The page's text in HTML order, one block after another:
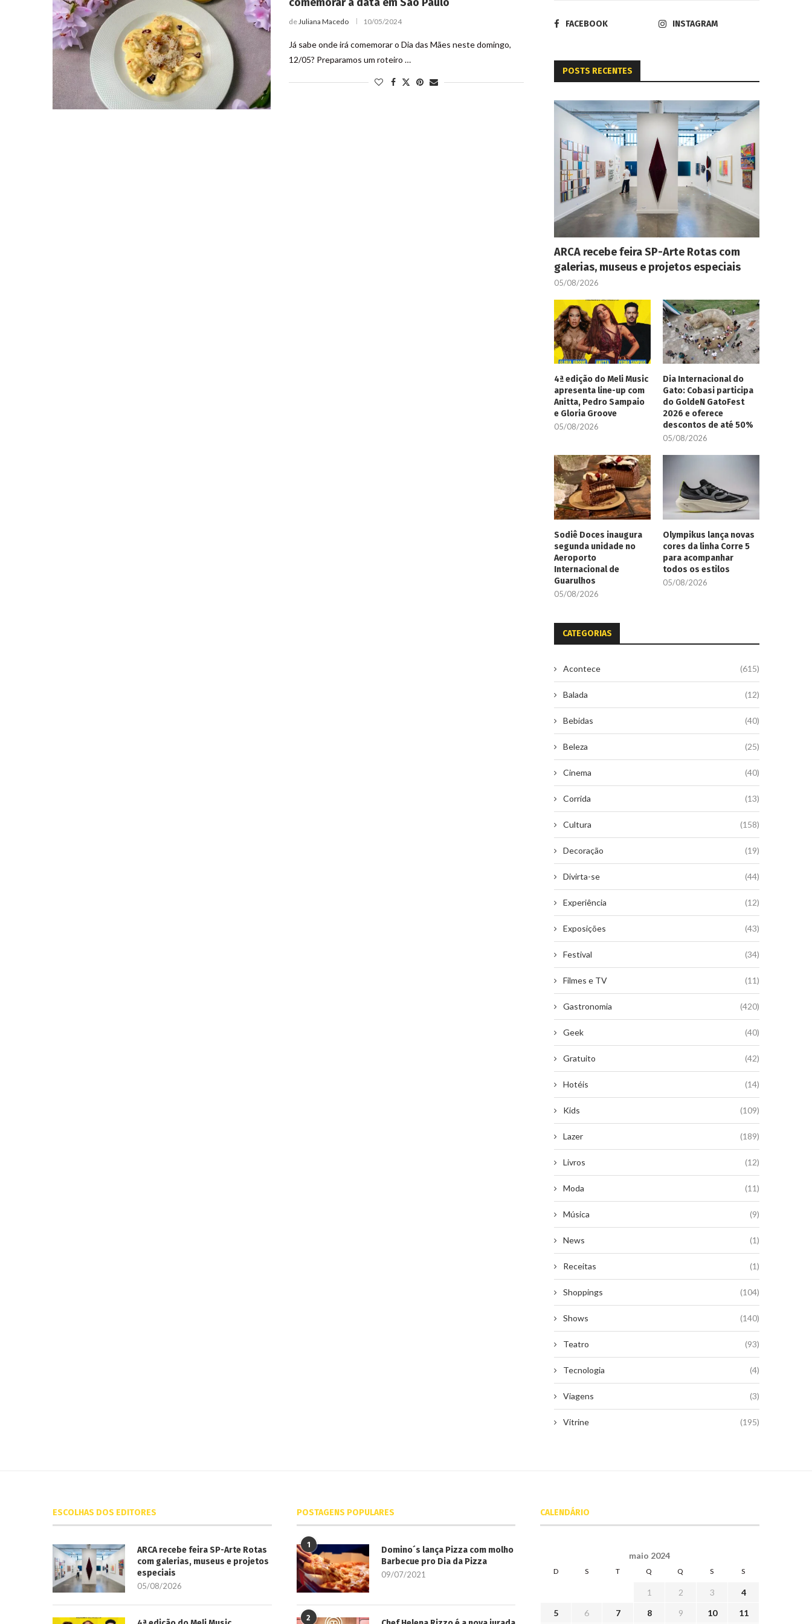
deJuliana Macedo 10/05/2024
Já sabe onde irá comemorar o Dia das Mães neste domingo,
12/05? Preparamos um roteiro …
FACEBOOK INSTAGRAM
POSTS RECENTES
ARCA recebe feira SP-Arte Rotas com
galerias, museus e projetos especiais
05/08/2026
4ª edição do Meli Music
apresenta line-up com
Anitta, Pedro Sampaio
e Gloria Groove
05/08/2026
Dia Internacional do
Gato: Cobasi participa
do GoldeN GatoFest
2026 e oferece
descontos de até 50%
05/08/2026
Sodiê Doces inaugura
segunda unidade no
Aeroporto
Internacional de
Guarulhos
05/08/2026
Olympikus lança novas
cores da linha Corre 5
para acompanhar
todos os estilos
05/08/2026
CATEGORIAS
Acontece (615)
Balada (12)
Bebidas (40)
Beleza (25)
Cinema (40)
Corrida (13)
Cultura (158)
Decoração (19)
Divirta-se (44)
Experiência (12)
Exposições (43)
Festival (34)
Filmes e TV (11)
Gastronomia (420)
Geek (40)
Gratuito (42)
Hotéis (14)
Kids (109)
Lazer (189)
Livros (12)
Moda (11)
Música (9)
News (1)
Receitas (1)
Shoppings (104)
Shows (140)
Teatro (93)
Tecnologia (4)
Viagens (3)
Vitrine (195)
ESCOLHAS DOS EDITORES
ARCA recebe feira SP-Arte Rotas
com galerias, museus e projetos
especiais
05/08/2026
POSTAGENS POPULARES
1
Domino´s lança Pizza com molho
Barbecue pro Dia da Pizza
09/07/2021
2
CALENDÁRIO
maio 2024
D S T Q Q S S
1 2 3
4
5
6 7 8 9 10 11